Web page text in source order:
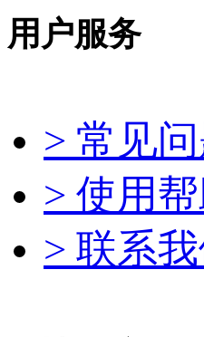
用户服务
> 常见
> 使用
> 联系